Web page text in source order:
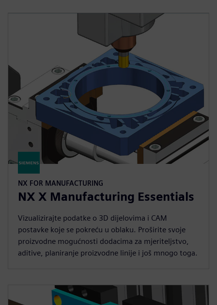
NX FOR MANUFACTURING
NX X Manufacturing Essentials
Vizualizirajte podatke o 3D dijelovima i CAM
postavke koje se pokreću u oblaku. Proširite svoje
proizvodne mogućnosti dodacima za mjeriteljstvo,
aditive, planiranje proizvodne linije i još mnogo toga.